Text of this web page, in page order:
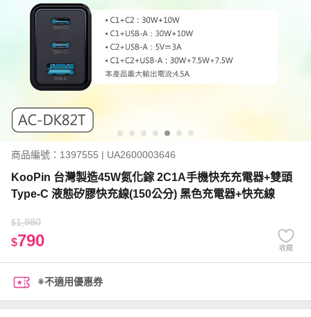
商品編號：1397555 | UA2600003646
KooPin 台灣製造45W氮化鎵 2C1A手機快充充電器+雙頭
Type-C 液態矽膠快充線(150公分) 黑色充電器+快充線
$1,980
$790 收藏
※不適用優惠券